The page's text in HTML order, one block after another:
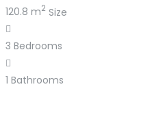
120.8 m2 Size
3 Bedrooms
1 Bathrooms